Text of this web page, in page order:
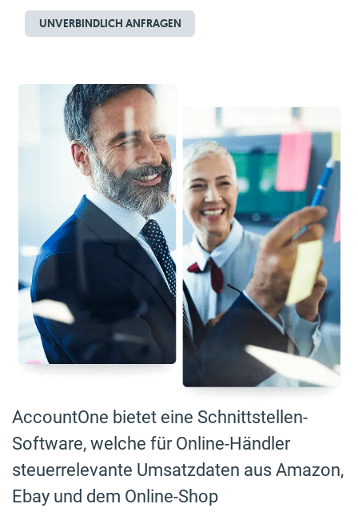
UNVERBINDLICH ANFRAGEN
AccountOne bietet eine Schnittstellen-
Software, welche für Online-Händler
steuerrelevante Umsatzdaten aus Amazon,
Ebay und dem Online-Shop